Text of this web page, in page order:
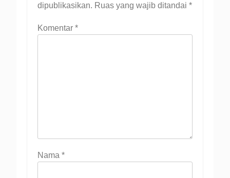
dipublikasikan. Ruas yang wajib ditandai *
Komentar *
Nama *